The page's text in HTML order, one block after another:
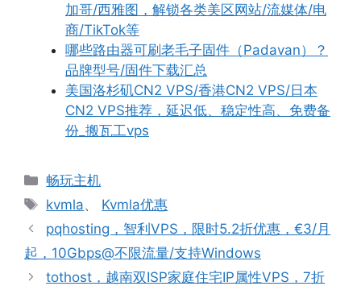
加哥/西雅图，解锁各类美区网站/流媒体/电
商/TikTok等
哪些路由器可刷老毛子固件（Padavan）？
品牌型号/固件下载汇总
美国洛杉矶CN2 VPS/香港CN2 VPS/日本
CN2 VPS推荐，延迟低、稳定性高、免费备
份_搬瓦工vps
分
类
畅玩主机
标
kvmla、 Kvmla优惠
pqhosting，智利VPS，限时5.2折优惠，€3/月
起，10Gbps@不限流量/支持Windows
tothost，越南双ISP家庭住宅IP属性VPS，7折